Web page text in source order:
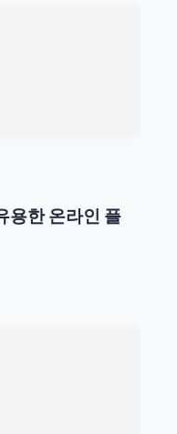
용한 온라인 플